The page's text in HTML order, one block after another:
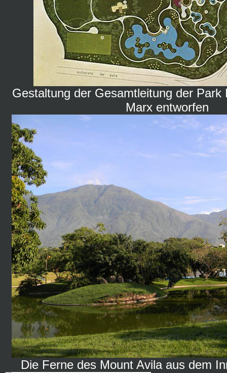
Gestaltung der Gesamtleitung der Park
Marx entworfen
Die Ferne des Mount Avila aus dem